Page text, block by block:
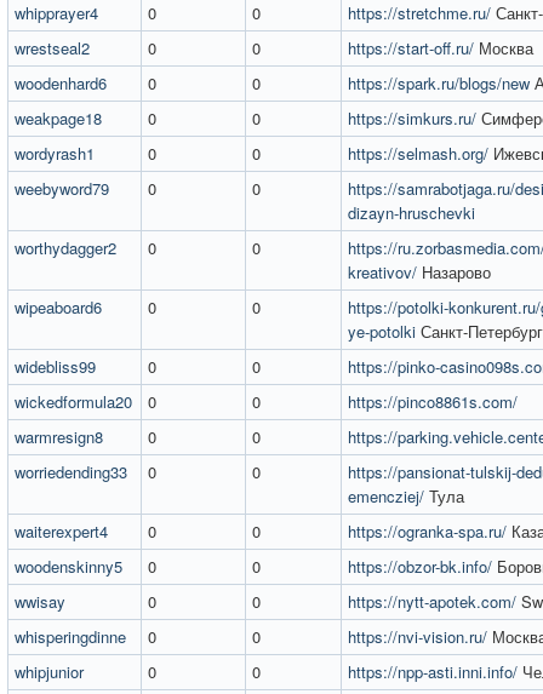
whipprayer4
0 0 https://stretchme.ru/
wrestseal2
0 0 https://start-off.ru/ Москва
woodenhard6
0 0 https://spark.ru/blogs/new
weakpage18
0 0 https://simkurs.ru/
wordyrash1
0 0 https://selmash.org/
weebyword79
0 0
https://samrabotjaga.ru/
dizayn-hruschevki
worthydagger2
0 0
https://
kreativov/ Назарово
wipeaboard6
0 0
https://potolki-
ye-potolki Санкт-Петербург
widebliss99
0 0
https://pinko-
wickedformula20
0 0
https://pinco8861s.com/
warmresign8
0 0
https://
worriedending33
0 0
https://pansionat-tulskij-
emencziej/ Тула
waiterexpert4
0 0 https://ogranka-spa.ru/
woodenskinny5
0 0 https://obzor-bk.info/
wwisay
0 0 https://nytt-apotek.com/
whisperingdinne
0 0 https://nvi-vision.ru/
whipjunior
0 0 https://npp-asti.inni.info/